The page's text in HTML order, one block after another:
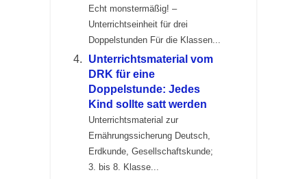
Echt monstermäßig! –
Unterrichtseinheit für drei
Doppelstunden Für die Klassen...
Unterrichtsmaterial vom
DRK für eine
Doppelstunde: Jedes
Kind sollte satt werden
Unterrichtsmaterial zur
Ernährungssicherung Deutsch,
Erdkunde, Gesellschaftskunde;
3. bis 8. Klasse...